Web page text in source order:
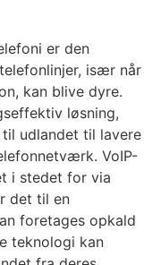
er den
især når
kan blive dyre.
løsning,
udlandet til lavere
VoIP-
i stedet for via
det til en
foretages opkald
teknologi kan